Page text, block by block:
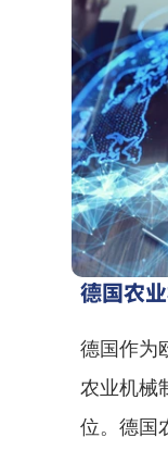
德国农
德国作为
农业机械
位。德国